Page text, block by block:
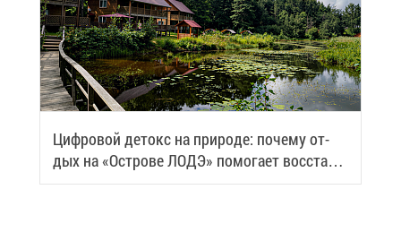
Циф­ро­вой де­токс на при­ро­де: по­че­му от­
дых на «Ост­ро­ве ЛОДЭ» по­мо­га­ет вос­ста­но­
вить си­лы